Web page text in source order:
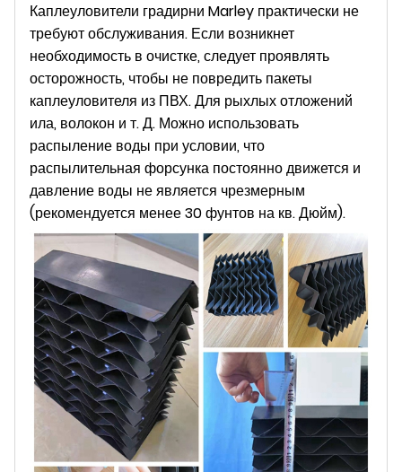
Каплеуловители градирни Marley практически не
требуют обслуживания. Если возникнет
необходимость в очистке, следует проявлять
осторожность, чтобы не повредить пакеты
каплеуловителя из ПВХ. Для рыхлых отложений
ила, волокон и т. Д. Можно использовать
распыление воды при условии, что
распылительная форсунка постоянно движется и
давление воды не является чрезмерным
(рекомендуется менее 30 фунтов на кв. Дюйм).